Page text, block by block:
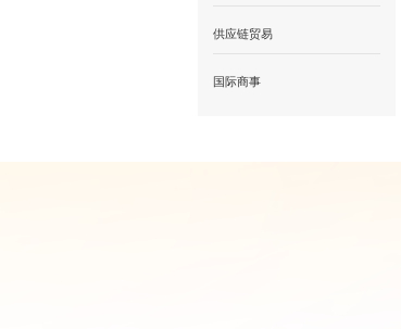
供应链贸易
国际商事